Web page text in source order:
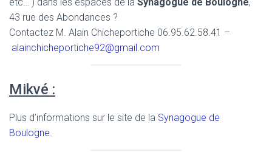
43 rue des Abondances ?
Contactez M. Alain Chicheportiche 06.95.62.58.41 –
alainchicheportiche92@gmail.com
Mikvé :
Plus d’informations sur le site de la Synagogue de
Boulogne.